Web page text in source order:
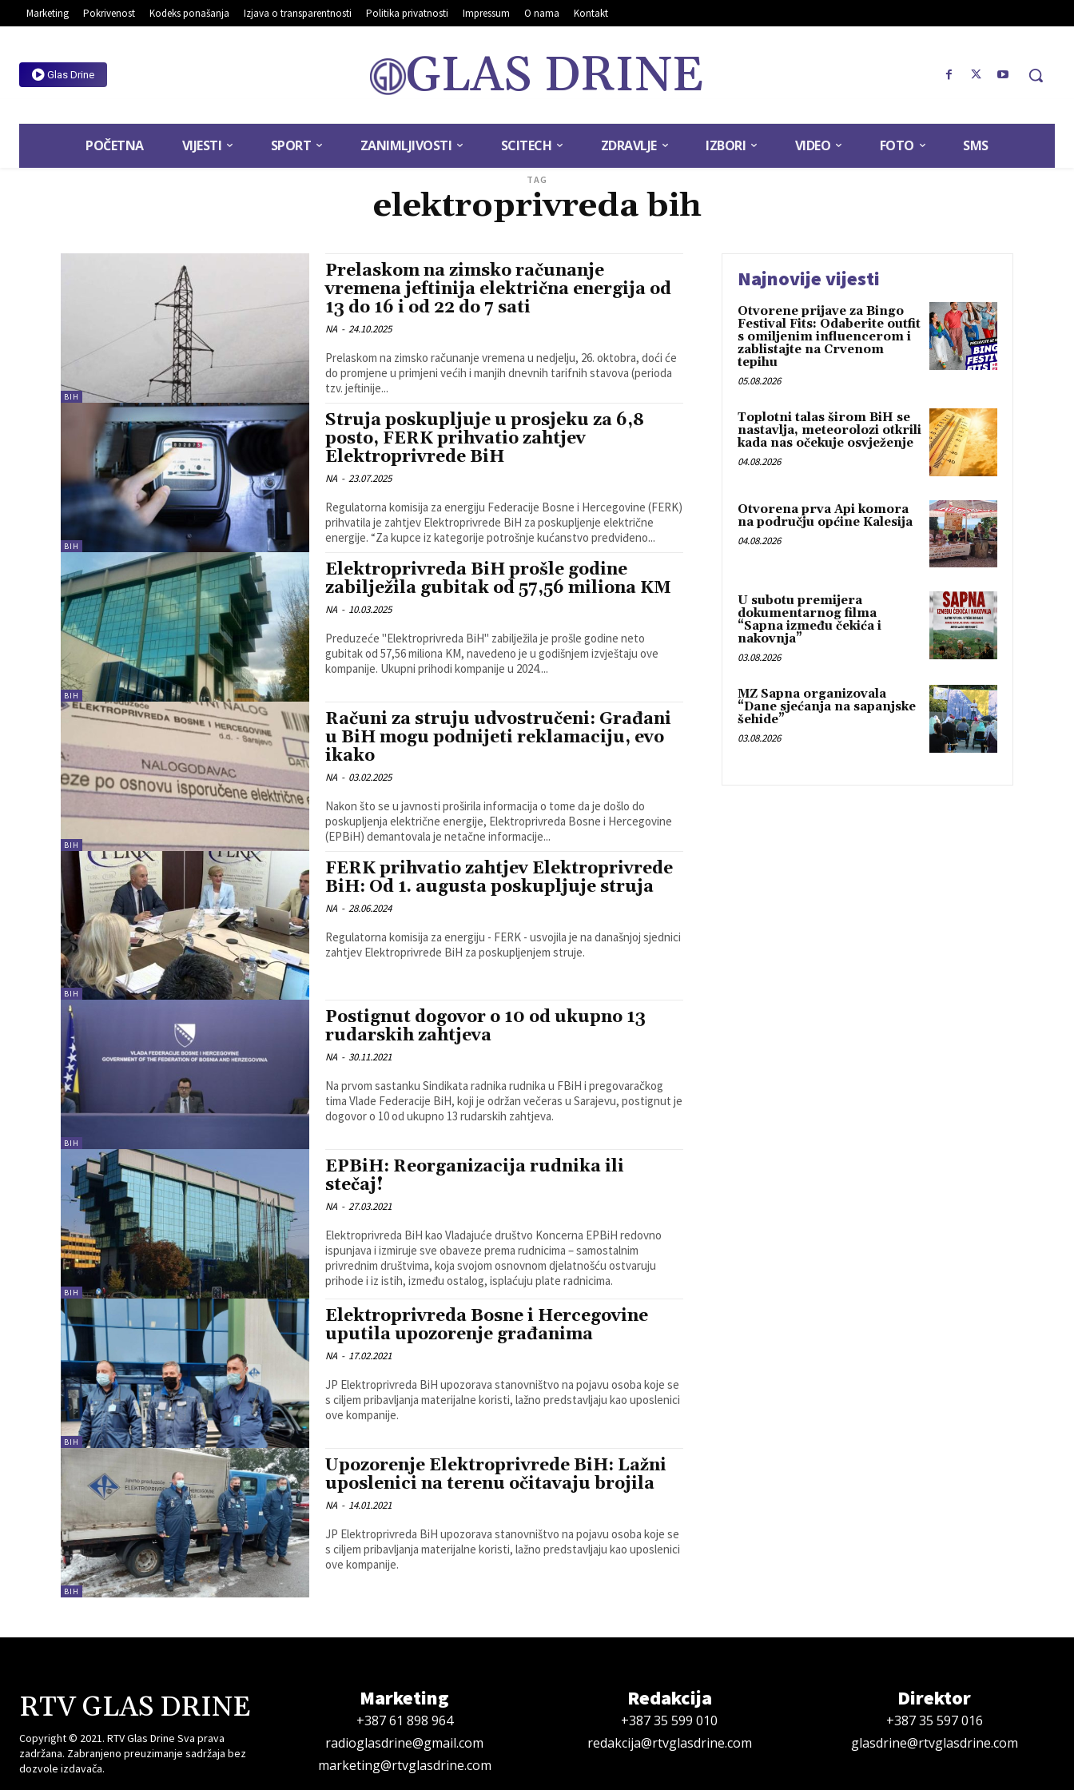
Marketing Pokrivenost Kodeks ponašanja Izjava o transparentnosti Politika privatnosti Impressum O nama Kontakt
Glas Drine GLAS DRINE
POČETNA VIJESTI SPORT ZANIMLJIVOSTI SCITECH ZDRAVLJE IZBORI VIDEO FOTO SMS
TAG
elektroprivreda bih
BIH
Prelaskom na zimsko računanje
vremena jeftinija električna energija od
13 do 16 i od 22 do 7 sati
NA - 24.10.2025
Prelaskom na zimsko računanje vremena u nedjelju, 26. oktobra, doći će
do promjene u primjeni većih i manjih dnevnih tarifnih stavova (perioda
tzv. jeftinije...
BIH
Struja poskupljuje u prosjeku za 6,8
posto, FERK prihvatio zahtjev
Elektroprivrede BiH
NA - 23.07.2025
Regulatorna komisija za energiju Federacije Bosne i Hercegovine (FERK)
prihvatila je zahtjev Elektroprivrede BiH za poskupljenje električne
energije. “Za kupce iz kategorije potrošnje kućanstvo predviđeno...
BIH
Elektroprivreda BiH prošle godine
zabilježila gubitak od 57,56 miliona KM
NA - 10.03.2025
Preduzeće "Elektroprivreda BiH" zabilježila je prošle godine neto
gubitak od 57,56 miliona KM, navedeno je u godišnjem izvještaju ove
kompanije. Ukupni prihodi kompanije u 2024....
BIH
Računi za struju udvostručeni: Građani
u BiH mogu podnijeti reklamaciju, evo
ikako
NA - 03.02.2025
Nakon što se u javnosti proširila informacija o tome da je došlo do
poskupljenja električne energije, Elektroprivreda Bosne i Hercegovine
(EPBiH) demantovala je netačne informacije...
BIH
FERK prihvatio zahtjev Elektroprivrede
BiH: Od 1. augusta poskupljuje struja
NA - 28.06.2024
Regulatorna komisija za energiju - FERK - usvojila je na današnjoj sjednici
zahtjev Elektroprivrede BiH za poskupljenjem struje.
BIH
Postignut dogovor o 10 od ukupno 13
rudarskih zahtjeva
NA - 30.11.2021
Na prvom sastanku Sindikata radnika rudnika u FBiH i pregovaračkog
tima Vlade Federacije BiH, koji je održan večeras u Sarajevu, postignut je
dogovor o 10 od ukupno 13 rudarskih zahtjeva.
BIH
EPBiH: Reorganizacija rudnika ili
stečaj!
NA - 27.03.2021
Elektroprivreda BiH kao Vladajuće društvo Koncerna EPBiH redovno
ispunjava i izmiruje sve obaveze prema rudnicima – samostalnim
privrednim društvima, koja svojom osnovnom djelatnošću ostvaruju
prihode i iz istih, između ostalog, isplaćuju plate radnicima.
BIH
Elektroprivreda Bosne i Hercegovine
uputila upozorenje građanima
NA - 17.02.2021
JP Elektroprivreda BiH upozorava stanovništvo na pojavu osoba koje se
s ciljem pribavljanja materijalne koristi, lažno predstavljaju kao uposlenici
ove kompanije.
BIH
Upozorenje Elektroprivrede BiH: Lažni
uposlenici na terenu očitavaju brojila
NA - 14.01.2021
JP Elektroprivreda BiH upozorava stanovništvo na pojavu osoba koje se
s ciljem pribavljanja materijalne koristi, lažno predstavljaju kao uposlenici
ove kompanije.
Najnovije vijesti
Otvorene prijave za Bingo
Festival Fits: Odaberite outfit
s omiljenim influencerom i
zablistajte na Crvenom
tepihu
05.08.2026
Toplotni talas širom BiH se
nastavlja, meteorolozi otkrili
kada nas očekuje osvježenje
04.08.2026
Otvorena prva Api komora
na području općine Kalesija
04.08.2026
U subotu premijera
dokumentarnog filma
“Sapna između čekića i
nakovnja”
03.08.2026
MZ Sapna organizovala
“Dane sjećanja na sapanjske
šehide”
03.08.2026
RTV GLAS DRINE
Copyright © 2021. RTV Glas Drine Sva prava
zadržana. Zabranjeno preuzimanje sadržaja bez
dozvole izdavača.
Marketing
+387 61 898 964
radioglasdrine@gmail.com
marketing@rtvglasdrine.com
Redakcija
+387 35 599 010
redakcija@rtvglasdrine.com
Direktor
+387 35 597 016
glasdrine@rtvglasdrine.com